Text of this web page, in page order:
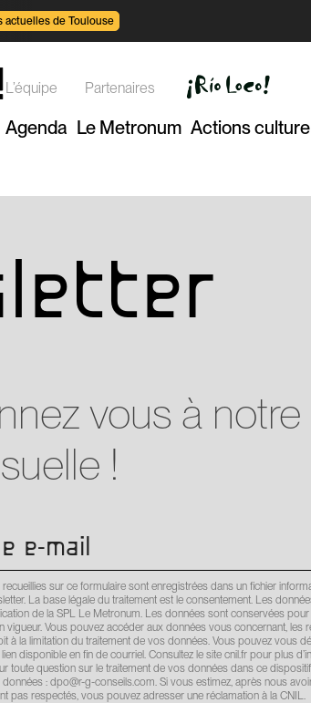
actuelles de Toulouse
L’équipe Partenaires
Agenda Le Metronum Actions
vous à
!
sur ce formulaire sont enregistrées dans un fichier
La base légale du traitement est le consentement. Les
de la SPL Le Metronum. Les données sont conservées
vigueur. Vous pouvez accéder aux données vous concernant, les
à la limitation du traitement de vos données. Vous pouvez vous
disponible en fin de courriel. Consultez le site cnil.fr pour plus
toute question sur le traitement de vos données dans ce
données : dpo@r-g-conseils.com. Si vous estimez, après nous
pas respectés, vous pouvez adresser une réclamation à la CNIL.